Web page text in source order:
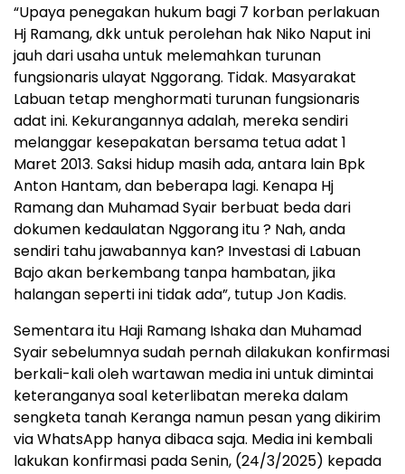
“Upaya penegakan hukum bagi 7 korban perlakuan
Hj Ramang, dkk untuk perolehan hak Niko Naput ini
jauh dari usaha untuk melemahkan turunan
fungsionaris ulayat Nggorang. Tidak. Masyarakat
Labuan tetap menghormati turunan fungsionaris
adat ini. Kekurangannya adalah, mereka sendiri
melanggar kesepakatan bersama tetua adat 1
Maret 2013. Saksi hidup masih ada, antara lain Bpk
Anton Hantam, dan beberapa lagi. Kenapa Hj
Ramang dan Muhamad Syair berbuat beda dari
dokumen kedaulatan Nggorang itu ? Nah, anda
sendiri tahu jawabannya kan? Investasi di Labuan
Bajo akan berkembang tanpa hambatan, jika
halangan seperti ini tidak ada”, tutup Jon Kadis.
Sementara itu Haji Ramang Ishaka dan Muhamad
Syair sebelumnya sudah pernah dilakukan konfirmasi
berkali-kali oleh wartawan media ini untuk dimintai
keteranganya soal keterlibatan mereka dalam
sengketa tanah Keranga namun pesan yang dikirim
via WhatsApp hanya dibaca saja. Media ini kembali
lakukan konfirmasi pada Senin, (24/3/2025) kepada